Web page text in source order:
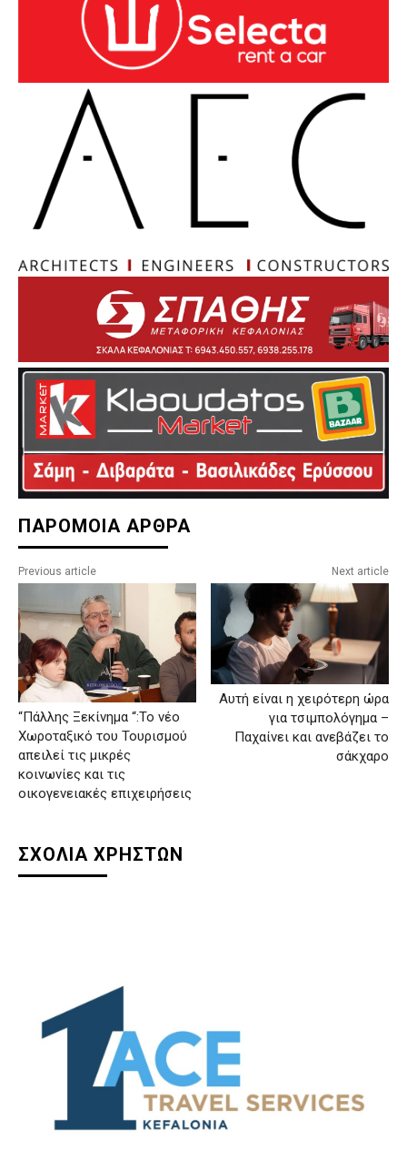
ΠΑΡΟΜΟΙΑ ΑΡΘΡΑ
Previous article
“Πάλλης Ξεκίνημα “:Το νέο
Χωροταξικό του Τουρισμού
απειλεί τις μικρές
κοινωνίες και τις
οικογενειακές επιχειρήσεις
Next article
Αυτή είναι η χειρότερη ώρα
για τσιμπολόγημα –
Παχαίνει και ανεβάζει το
σάκχαρο
ΣΧΟΛΙΑ ΧΡΗΣΤΩΝ